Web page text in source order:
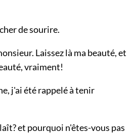
de sourire.
Laissez là ma beauté, et
vraiment!
j'ai été rappelé à tenir
et pourquoi n'êtes-vous pas